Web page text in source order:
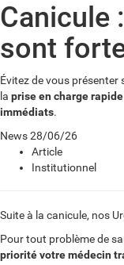
Canicule
sont
Évitez de vous
la prise en charge
immédiats.
News28/06/26
Article
Institutionnel
Suite à la canicule, nos
Pour tout problème de
priorité votre médecin